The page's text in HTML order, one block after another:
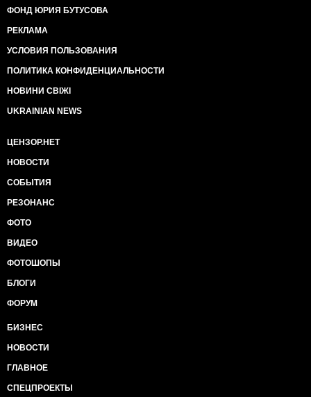
ФОНД ЮРИЯ БУТУСОВА
РЕКЛАМА
УСЛОВИЯ ПОЛЬЗОВАНИЯ
ПОЛИТИКА КОНФИДЕНЦИАЛЬНОСТИ
НОВИНИ СВІЖІ
UKRAINIAN NEWS
ЦЕНЗОР.НЕТ
НОВОСТИ
СОБЫТИЯ
РЕЗОНАНС
ФОТО
ВИДЕО
ФОТОШОПЫ
БЛОГИ
ФОРУМ
БИЗНЕС
НОВОСТИ
ГЛАВНОЕ
СПЕЦПРОЕКТЫ